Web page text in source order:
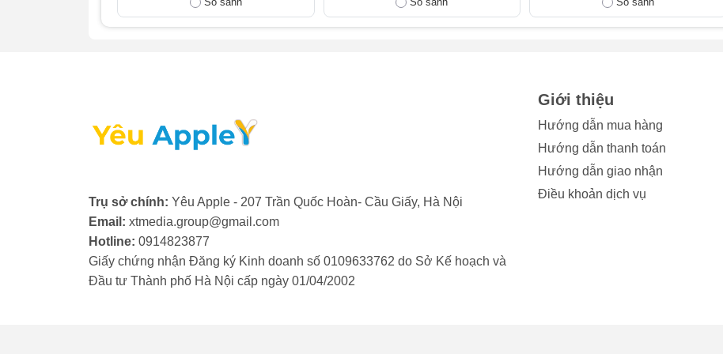
- Nút Crown bị kẹt, lỏng hoặc không nảy: Nút bị kẹt cứng, khó bấm hoặc bị lún sâu xuống, không nảy lên như
- Nút bấm không phản hồi: Bạn bấm nút Crown nhưng máy không quay về màn hình chính hoặc không mở
ứng dụng. Dù nút vẫn xoay được, chức năng bấm lại không hoạt động.
- Nút Crown tự hoạt động: Nút tự xoay, làm màn hình phóng to/thu nhỏ liên tục mà không có sự tác động của
Nếu Apple Watch của bạn gặp phải một trong các dấu hiệu trên, hãy mang thiết bị đến trung tâm sửa chữa uy
tín để được kiểm tra và thay nút Crown Apple Watch kịp thời.
Trụ sở chính: Yêu Apple - 207 Trần Quốc Hoàn- Cầu Giấy, Hà Nội
Email: xtmedia.group@gmail.com
Hotline: 0914823877
Giấy chứng nhận Đăng ký Kinh doanh số 0109633762 do Sở Kế hoạch và
Đầu tư Thành phố Hà Nội cấp ngày 01/04/2002
Giới thiệu
Hướng dẫn mua hàng
Hướng dẫn thanh toán
Hướng dẫn giao nhận
Điều khoản dịch vụ